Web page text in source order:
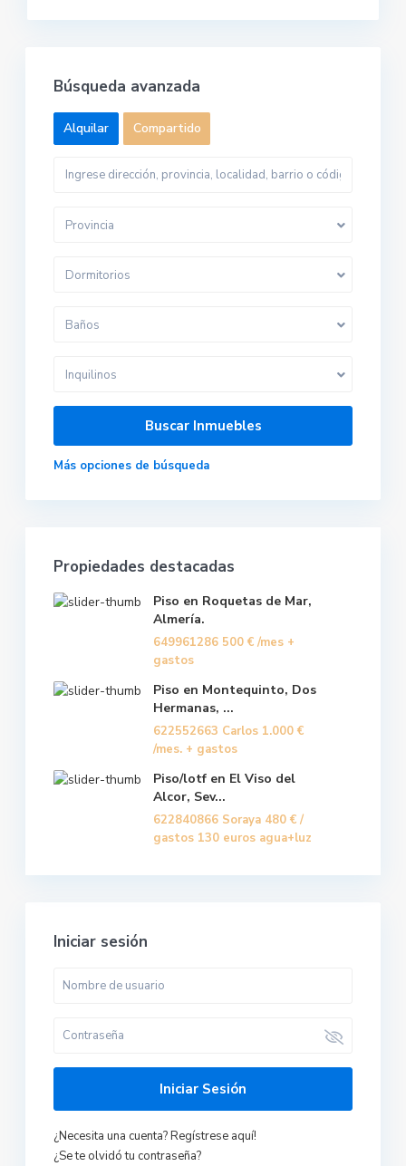
Búsqueda avanzada
Alquilar Compartido
Provincia
Dormitorios
Baños
Inquilinos
Más opciones de búsqueda
Propiedades destacadas
Piso en Roquetas de Mar,
Almería.
649961286 500 € /mes +
gastos
Piso en Montequinto, Dos
Hermanas, ...
622552663 Carlos 1.000 €
/mes. + gastos
Piso/lotf en El Viso del
Alcor, Sev...
622840866 Soraya 480 € /
gastos 130 euros agua+luz
Iniciar sesión
Iniciar Sesión
¿Necesita una cuenta? Regístrese aquí!
¿Se te olvidó tu contraseña?